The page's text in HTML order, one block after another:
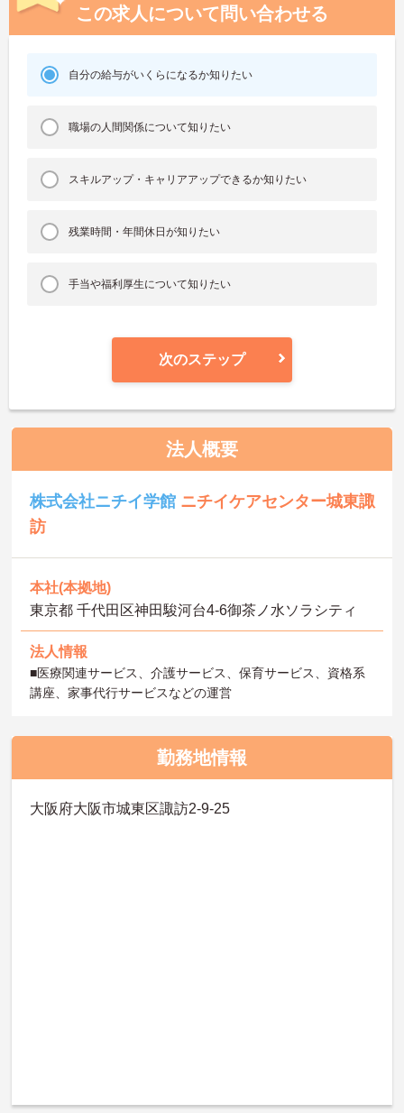
この求人について問い合わせる
自分の給与がいくらになるか知りたい
職場の人間関係について知りたい
スキルアップ・キャリアアップできるか知りたい
残業時間・年間休日が知りたい
手当や福利厚生について知りたい
次のステップ
法人概要
株式会社ニチイ学館 ニチイケアセンター城東諏
訪
本社(本拠地)
東京都 千代田区神田駿河台4-6御茶ノ水ソラシティ
法人情報
■医療関連サービス、介護サービス、保育サービス、資格系
講座、家事代行サービスなどの運営
勤務地情報
大阪府大阪市城東区諏訪2-9-25